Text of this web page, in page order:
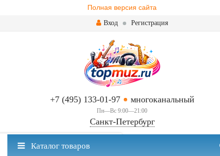
Полная версия сайта
Вход Регистрация
+7 (495) 133-01-97 многоканальный
Пн—Вс 9:00—21:00
Санкт-Петербург
Санкт-Петербург ваш город?
Каталог товаров